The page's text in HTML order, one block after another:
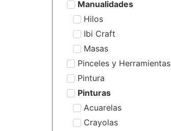
Manualidades
Hilos
Ibi Craft
Masas
Pinceles y Herramientas
Pintura
Pinturas
Acuarelas
Crayolas